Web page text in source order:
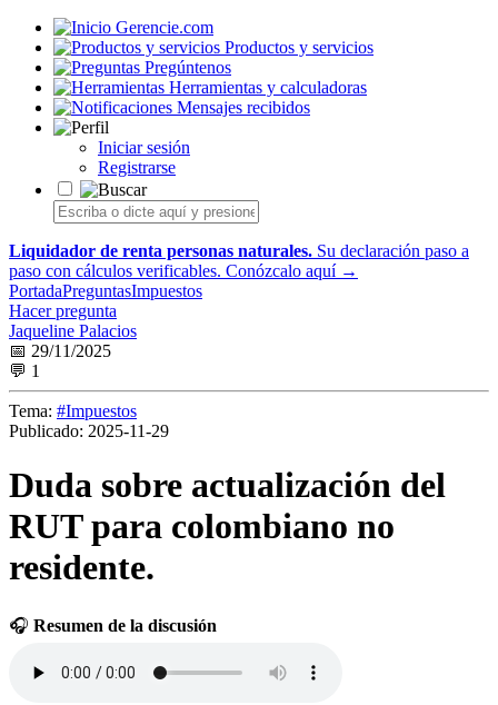
Gerencie.com
Productos y servicios
Pregúntenos
Herramientas y calculadoras
Mensajes recibidos
Iniciar sesión
Registrarse
Liquidador de renta personas naturales. Su declaración paso a
paso con cálculos verificables. Conózcalo aquí →
PortadaPreguntasImpuestos
Hacer pregunta
Jaqueline Palacios
📅 29/11/2025
💬 1
Tema: #Impuestos
Publicado: 2025-11-29
Duda sobre actualización del
RUT para colombiano no
residente.
🎧 Resumen de la discusión